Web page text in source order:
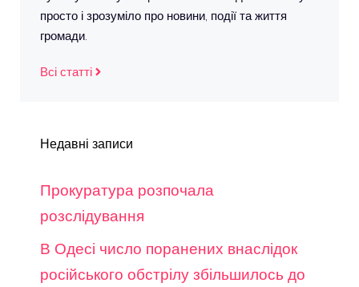
просто і зрозуміло про новини, події та життя
громади.
Всі статті
Недавні записи
Прокуратура розпочала
розслідування
В Одесі число поранених внаслідок
російського обстрілу збільшилось до